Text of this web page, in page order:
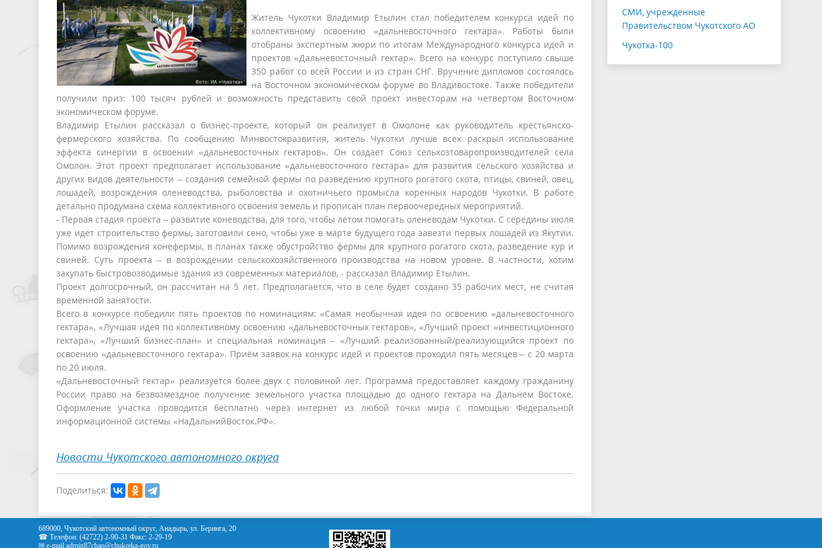
Житель Чукотки Владимир Етылин стал победителем конкурса идей по
коллективному освоению «дальневосточного гектара». Работы были
отобраны экспертным жюри по итогам Международного конкурса идей и
проектов «Дальневосточный гектар». Всего на конкурс поступило свыше
350 работ со всей России и из стран СНГ. Вручение дипломов состоялось
на Восточном экономическом форуме во Владивостоке. Также победители
получили приз: 100 тысяч рублей и возможность представить свой проект инвесторам на четвертом Восточном
экономическом форуме.
Владимир Етылин рассказал о бизнес-проекте, который он реализует в Омолоне как руководитель крестьянско-
фермерского хозяйства. По сообщению Минвостокразвития, житель Чукотки лучше всех раскрыл использование
эффекта синергии в освоении «дальневосточных гектаров». Он создает Союз сельхозтоваропроизводителей села
Омолон. Этот проект предполагает использование «дальневосточного гектара» для развития сельского хозяйства и
других видов деятельности – создания семейной фермы по разведению крупного рогатого скота, птицы, свиней, овец,
лошадей, возрождения оленеводства, рыболовства и охотничьего промысла коренных народов Чукотки. В работе
детально продумана схема коллективного освоения земель и прописан план первоочередных мероприятий.
- Первая стадия проекта – развитие коневодства, для того, чтобы летом помогать оленеводам Чукотки. С середины июля
уже идёт строительство фермы, заготовили сено, чтобы уже в марте будущего года завезти первых лошадей из Якутии.
Помимо возрождения конефермы, в планах также обустройство фермы для крупного рогатого скота, разведение кур и
свиней. Суть проекта – в возрождении сельскохозяйственного производства на новом уровне. В частности, хотим
закупать быстровозводимые здания из современных материалов, - рассказал Владимир Етылин.
Проект долгосрочный, он рассчитан на 5 лет. Предполагается, что в селе будет создано 35 рабочих мест, не считая
временной занятости.
Всего в конкурсе победили пять проектов по номинациям: «Самая необычная идея по освоению «дальневосточного
гектара», «Лучшая идея по коллективному освоению «дальневосточных гектаров», «Лучший проект «инвестиционного
гектара», «Лучший бизнес-план» и специальная номинация – «Лучший реализованный/реализующийся проект по
освоению «дальневосточного гектара». Приём заявок на конкурс идей и проектов проходил пять месяцев – с 20 марта
по 20 июля.
«Дальневосточный гектар» реализуется более двух с половиной лет. Программа предоставляет каждому гражданину
России право на безвозмездное получение земельного участка площадью до одного гектара на Дальнем Востоке.
Оформление участка проводится бесплатно через интернет из любой точки мира с помощью Федеральной
информационной системы «НаДальнийВосток.РФ».
Новости Чукотского автономного округа
Поделиться:
СМИ, учрежденные
Правительством Чукотского АО
Чукотка-100
689000, Чукотский автономный округ, Анадырь, ул. Беринга, 20
☎ Телефон: (42722) 2-90-31 Факс: 2-29-19
✉ e-mail:admin87chao@chukotka-gov.ru